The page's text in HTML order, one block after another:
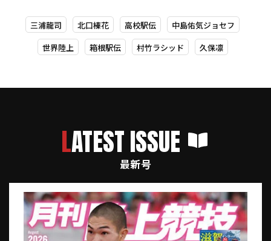
三浦龍司 北口榛花 高校駅伝 中島佑気ジョセフ
世界陸上 箱根駅伝 村竹ラシッド 久保凛
LATEST ISSUE
最新号